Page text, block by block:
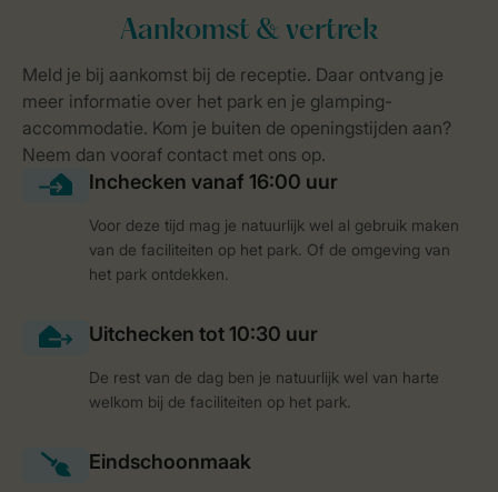
Voor deze tijd mag je natuurlijk wel al gebruik maken
van de faciliteiten op het park. Of de omgeving van
het park ontdekken.
De rest van de dag ben je natuurlijk wel van harte
welkom bij de faciliteiten op het park.